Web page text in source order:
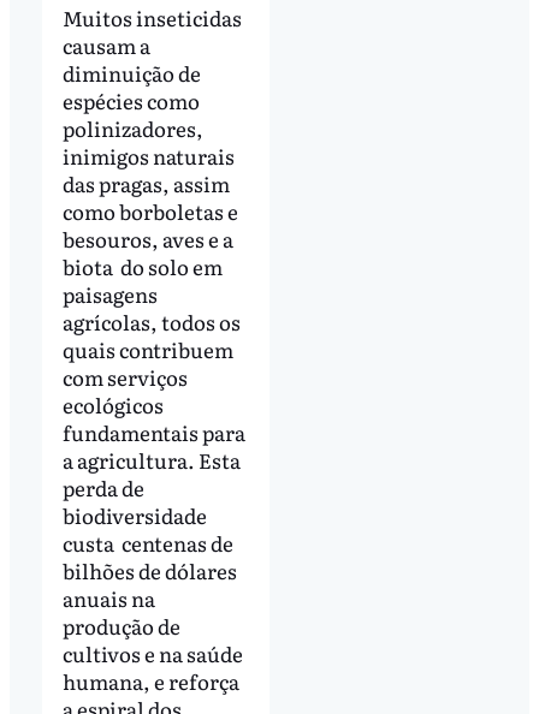
Muitos inseticidas
causam a
diminuição de
espécies como
polinizadores,
inimigos naturais
das pragas, assim
como borboletas e
besouros, aves e a
biota do solo em
paisagens
agrícolas, todos os
quais contribuem
com serviços
ecológicos
fundamentais para
a agricultura. Esta
perda de
biodiversidade
custa centenas de
bilhões de dólares
anuais na
produção de
cultivos e na saúde
humana, e reforça